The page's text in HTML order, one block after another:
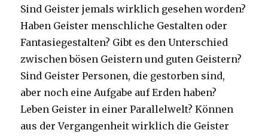
Sind Geister jemals wirklich gesehen worden?
Haben Geister menschliche Gestalten oder
Fantasiegestalten? Gibt es den Unterschied
zwischen bösen Geistern und guten Geistern?
Sind Geister Personen, die gestorben sind,
aber noch eine Aufgabe auf Erden haben?
Leben Geister in einer Parallelwelt? Können
aus der Vergangenheit wirklich die Geister